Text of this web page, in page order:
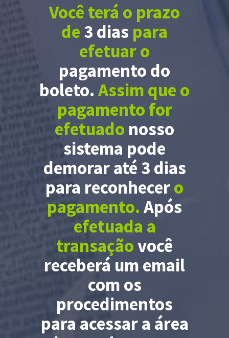
Você terá o prazo
de 3 dias para
efetuar o
pagamento do
boleto. Assim que o
pagamento for
efetuado nosso
sistema pode
demorar até 3 dias
para reconhecero
pagamento. Após
efetuada a
transaçãovocê
receberá um email
com os
procedimentos
para acessar a área